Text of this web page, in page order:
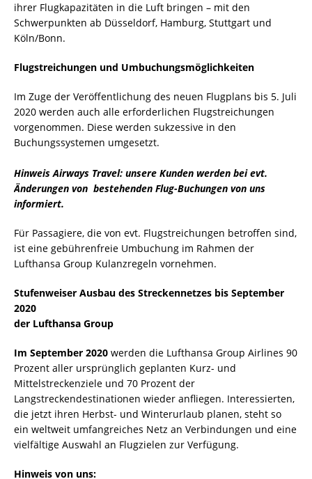
ihrer Flugkapazitäten in die Luft bringen – mit den
Schwerpunkten ab Düsseldorf, Hamburg, Stuttgart und
Köln/Bonn.
Flugstreichungen und Umbuchungsmöglichkeiten
Im Zuge der Veröffentlichung des neuen Flugplans bis 5. Juli
2020 werden auch alle erforderlichen Flugstreichungen
vorgenommen. Diese werden sukzessive in den
Buchungssystemen umgesetzt.
Hinweis Airways Travel: unsere Kunden werden bei evt.
Änderungen von bestehenden Flug-Buchungen von uns
informiert.
Für Passagiere, die von evt. Flugstreichungen betroffen sind,
ist eine gebührenfreie Umbuchung im Rahmen der
Lufthansa Group Kulanzregeln vornehmen.
Stufenweiser Ausbau des Streckennetzes bis September
2020
der Lufthansa Group
Im September 2020 werden die Lufthansa Group Airlines 90
Prozent aller ursprünglich geplanten Kurz- und
Mittelstreckenziele und 70 Prozent der
Langstreckendestinationen wieder anfliegen. Interessierten,
die jetzt ihren Herbst- und Winterurlaub planen, steht so
ein weltweit umfangreiches Netz an Verbindungen und eine
vielfältige Auswahl an Flugzielen zur Verfügung.
Hinweis von uns: